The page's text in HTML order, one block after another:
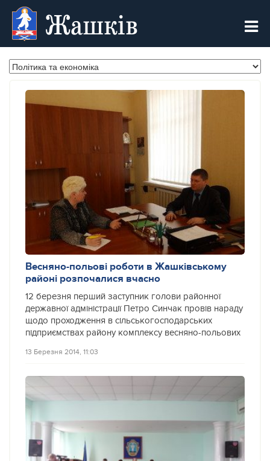
Жашків
Весняно-польові роботи в Жашківському
районі розпочалися вчасно
12 березня перший заступник голови районної
державної адміністрації Петро Синчак провів нараду
щодо проходження в сільськогосподарських
підприємствах району комплексу весняно-польових
13 Березня 2014, 11:03